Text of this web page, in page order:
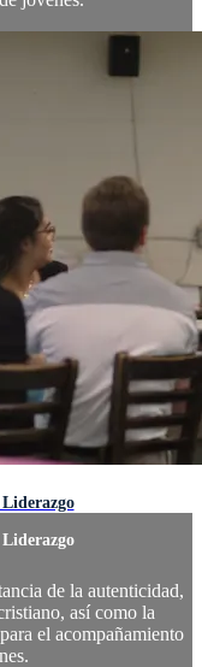
de la autenticidad,
así como la
el acompañamiento